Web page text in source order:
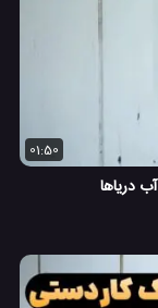
01:50
دریاها